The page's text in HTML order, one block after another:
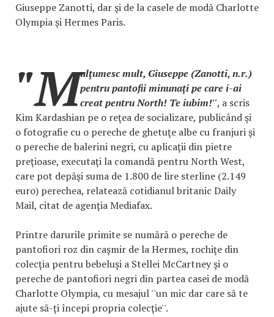
Giuseppe Zanotti, dar şi de la casele de modă Charlotte
Olympia şi Hermes Paris.
"Mulţumesc mult, Giuseppe (Zanotti, n.r.)
pentru pantofii minunaţi pe care i-ai
creat pentru North! Te iubim!'', a scris
Kim Kardashian pe o reţea de socializare, publicând şi
o fotografie cu o pereche de ghetuţe albe cu franjuri şi
o pereche de balerini negri, cu aplicaţii din pietre
preţioase, executaţi la comandă pentru North West,
care pot depăşi suma de 1.800 de lire sterline (2.149
euro) perechea, relatează cotidianul britanic Daily
Mail, citat de agenția Mediafax.
Printre darurile primite se numără o pereche de
pantofiori roz din caşmir de la Hermes, rochiţe din
colecţia pentru bebeluşi a Stellei McCartney şi o
pereche de pantofiori negri din partea casei de modă
Charlotte Olympia, cu mesajul ''un mic dar care să te
ajute să-ţi începi propria colecţie''.